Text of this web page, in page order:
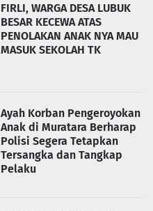
FIRLI, WARGA DESA LUBUK
BESAR KECEWA ATAS
PENOLAKAN ANAK NYA MAU
MASUK SEKOLAH TK
Ayah Korban Pengeroyokan
Anak di Muratara Berharap
Polisi Segera Tetapkan
Tersangka dan Tangkap
Pelaku